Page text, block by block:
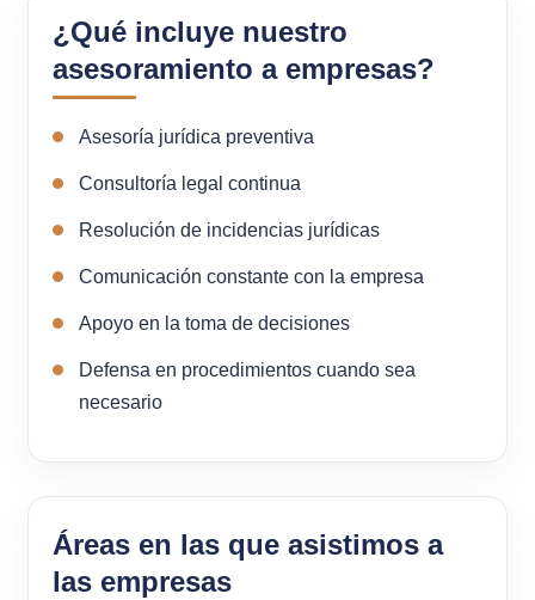
¿Qué incluye nuestro
asesoramiento a empresas?
Asesoría jurídica preventiva
Consultoría legal continua
Resolución de incidencias jurídicas
Comunicación constante con la empresa
Apoyo en la toma de decisiones
Defensa en procedimientos cuando sea
necesario
Áreas en las que asistimos a
las empresas